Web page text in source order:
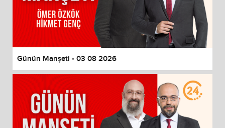
Günün Manşeti - 03 08 2026